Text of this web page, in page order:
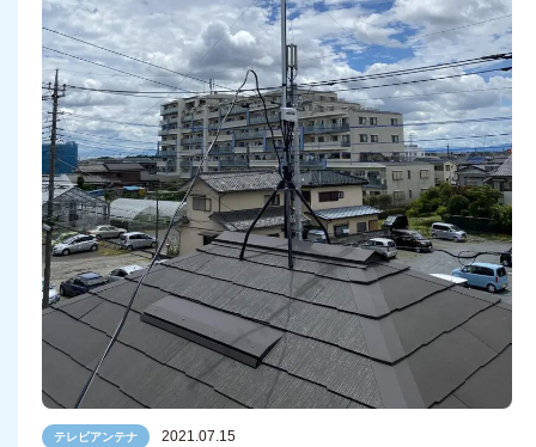
テレビアンテナ 2021.07.15